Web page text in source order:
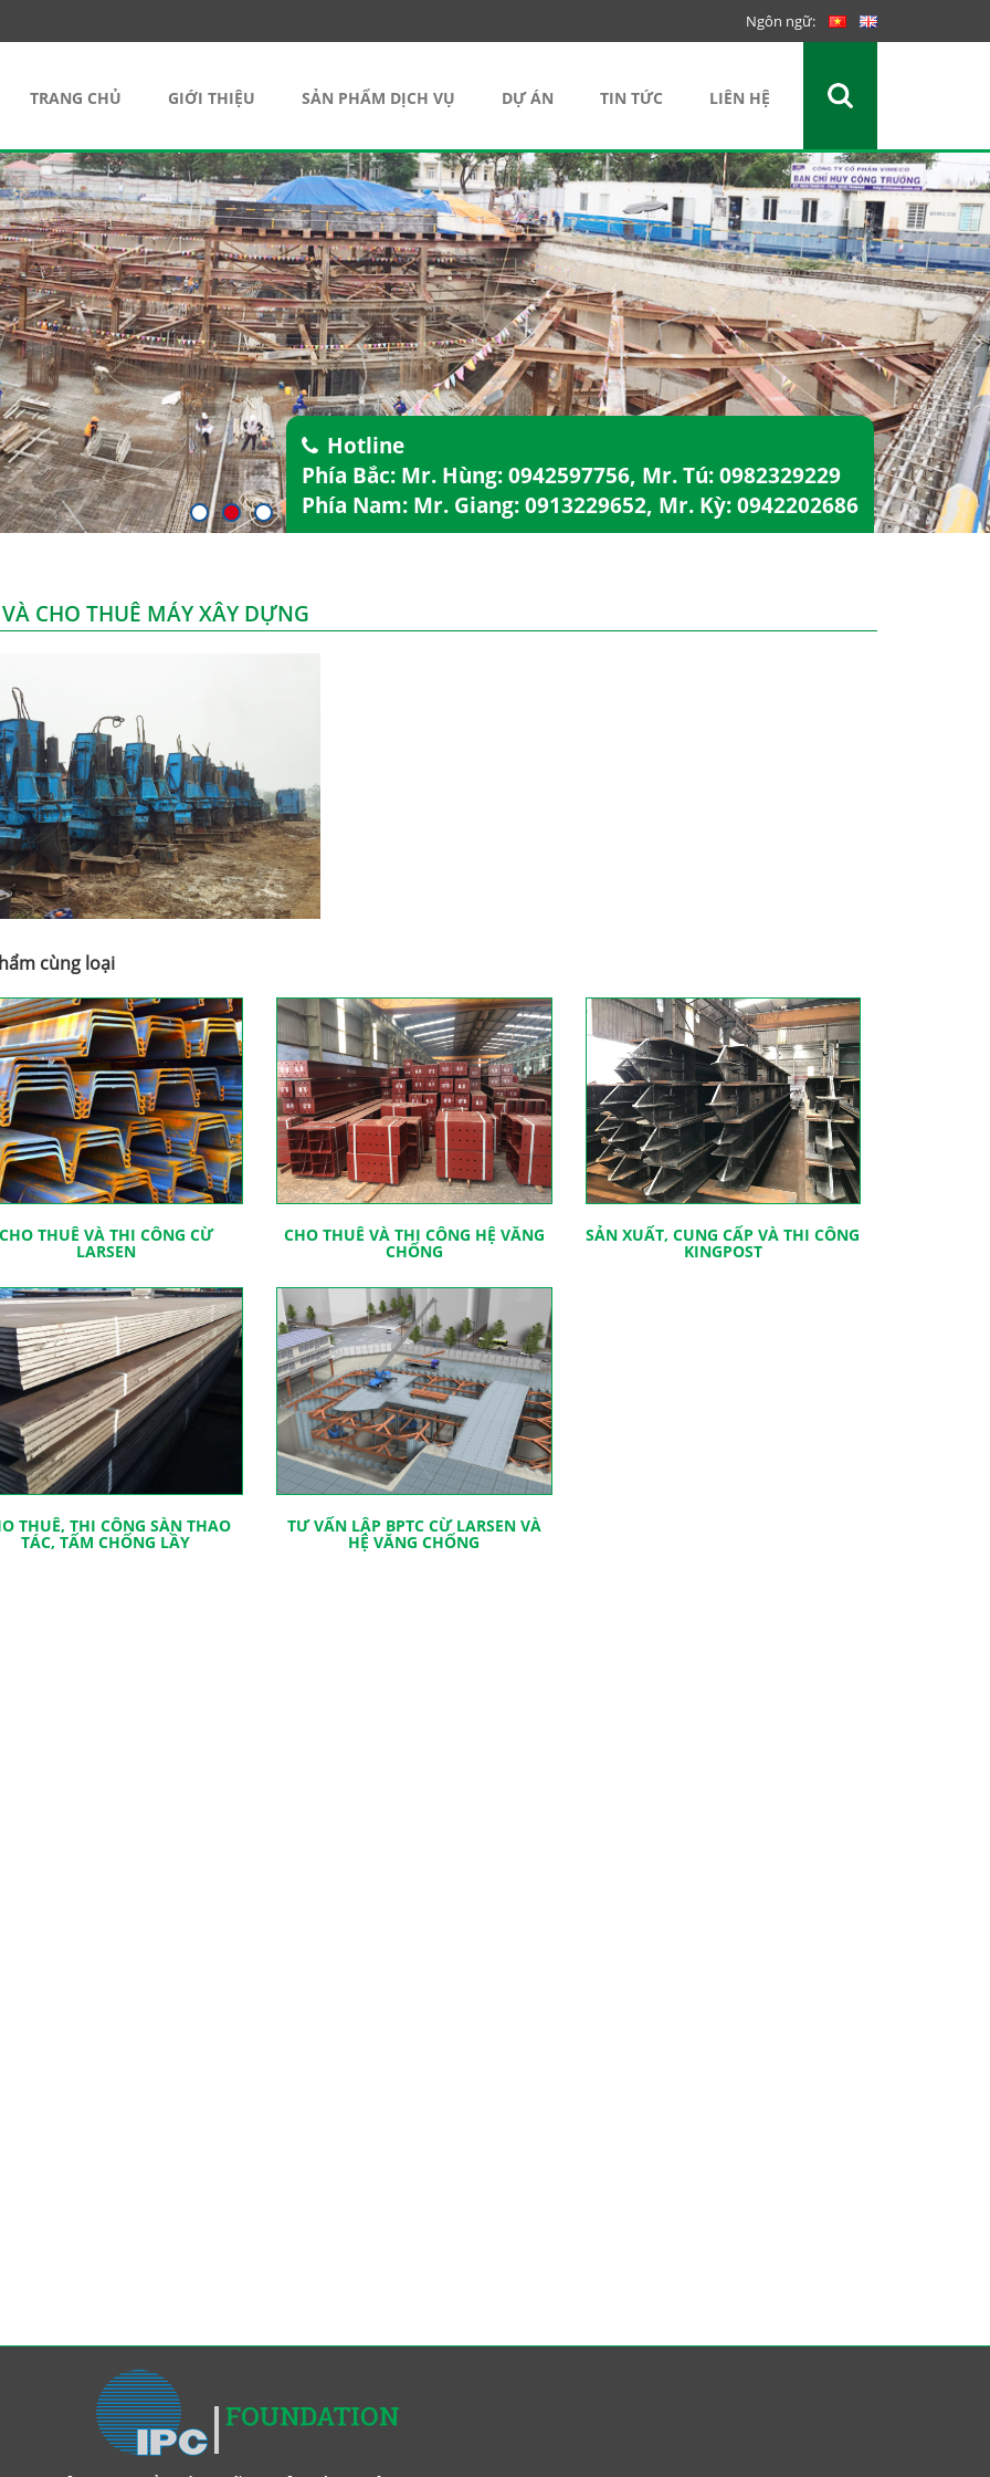
Ngôn ngữ:
TRANG CHỦ GIỚI THIỆU SẢN PHẨM DỊCH VỤ DỰ ÁN TIN TỨC LIÊN HỆ
Hotline
Phía Bắc: Mr. Hùng:0942597756, Mr. Tú:0982329229
Phía Nam: Mr. Giang:0913229652, Mr. Kỳ:0942202686
CHO THUÊ MÁY XÂY DỰNG
cùng loại
THUÊ VÀ THI CÔNG CỪ
LARSEN
CHO THUÊ VÀ THI CÔNG HỆ VĂNG
CHỐNG
SẢN XUẤT, CUNG CẤP VÀ THI CÔNG
KINGPOST
THUÊ, THI CÔNG SÀN THAO
TÁC, TẤM CHỐNG LẦY
TƯ VẤN LẬP BPTC CỪ LARSEN VÀ
HỆ VĂNG CHỐNG